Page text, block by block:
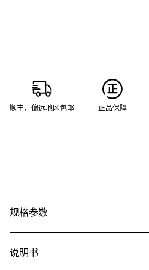
顺丰、偏远地区包邮 正品保障
规格参数
说明书